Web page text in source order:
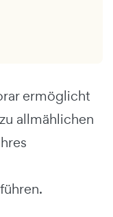
ermöglicht
allmählichen